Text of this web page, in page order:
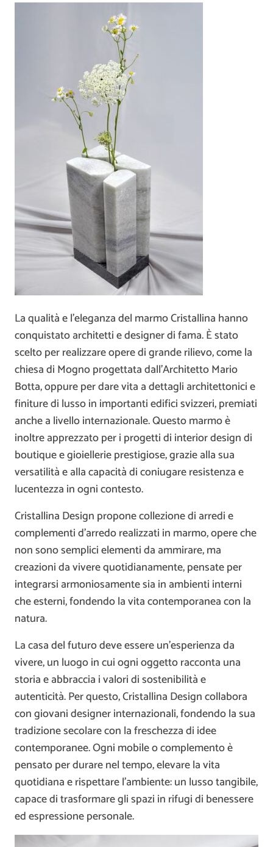
La qualità e l’eleganza del marmo Cristallina hanno
conquistato architetti e designer di fama. È stato
scelto per realizzare opere di grande rilievo, come la
chiesa di Mogno progettata dall’Architetto Mario
Botta, oppure per dare vita a dettagli architettonici e
finiture di lusso in importanti edifici svizzeri, premiati
anche a livello internazionale. Questo marmo è
inoltre apprezzato per i progetti di interior design di
boutique e gioiellerie prestigiose, grazie alla sua
versatilità e alla capacità di coniugare resistenza e
lucentezza in ogni contesto.
Cristallina Design propone collezione di arredi e
complementi d’arredo realizzati in marmo, opere che
non sono semplici elementi da ammirare, ma
creazioni da vivere quotidianamente, pensate per
integrarsi armoniosamente sia in ambienti interni
che esterni, fondendo la vita contemporanea con la
natura.
La casa del futuro deve essere un’esperienza da
vivere, un luogo in cui ogni oggetto racconta una
storia e abbraccia i valori di sostenibilità e
autenticità. Per questo, Cristallina Design collabora
con giovani designer internazionali, fondendo la sua
tradizione secolare con la freschezza di idee
contemporanee. Ogni mobile o complemento è
pensato per durare nel tempo, elevare la vita
quotidiana e rispettare l’ambiente: un lusso tangibile,
capace di trasformare gli spazi in rifugi di benessere
ed espressione personale.